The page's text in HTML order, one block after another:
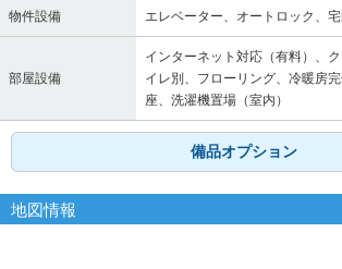
物件設備 エレベーター、オートロック、宅
部屋設備
インターネット対応（有料）、
イレ別、フローリング、冷暖房
座、洗濯機置場（室内）
備品オプション
地図情報